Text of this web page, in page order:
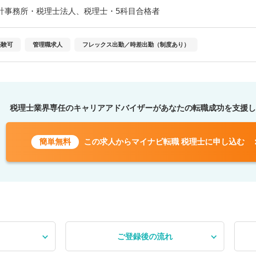
事務所・税理士法人、税理士・5科目合格者
可 管理職求人 フレックス出勤／時差出勤（制度あり）
税理士業界専任のキャリアアドバイザーがあなたの転職成功を支援
簡単無料 この求人からマイナビ転職 税理士に申し込む
ご登録後の流れ